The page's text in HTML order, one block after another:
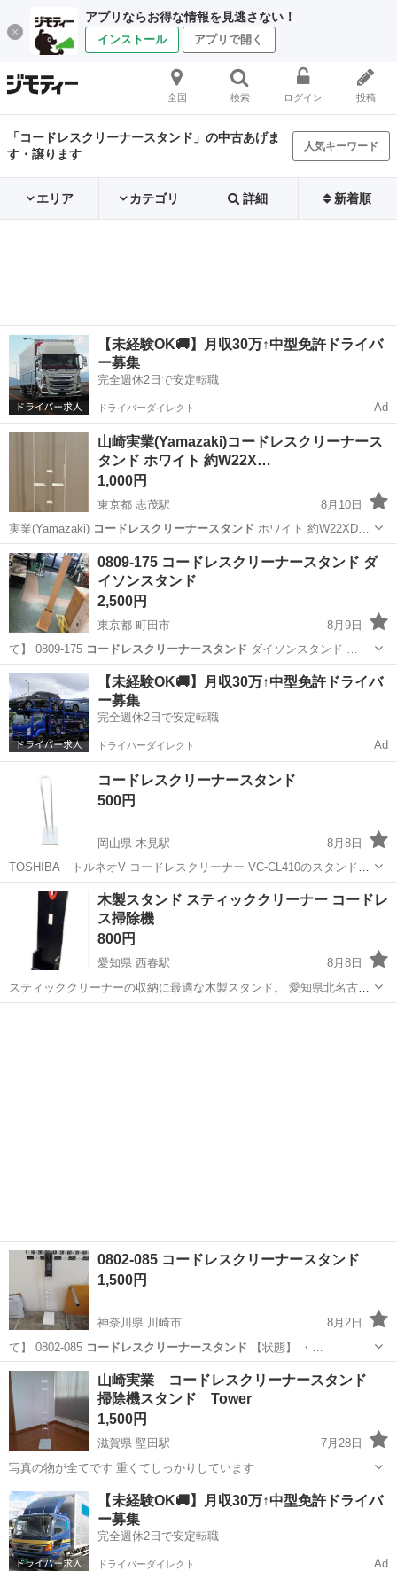
アプリならお得な情報を見逃さない！
インストール アプリで開く
全国 検索 ログイン 投稿
「コードレスクリーナースタンド」の中古あげま
す・譲ります
人気キーワード
エリア カテゴリ 詳細 新着順
【未経験OK🚚】月収30万↑中型免許ドライバ
ー募集
完全週休2日で安定転職
ドライバーダイレクト Ad
山崎実業(Yamazaki)コードレスクリーナース
タンド ホワイト 約W22X…
1,000円
東京都 志茂駅
8月10日
実業(Yamazaki) コードレスクリーナースタンド ホワイト 約W22XD…
東京 北区
コードレスクリーナースタンド
0809-175 コードレスクリーナースタンド ダ
イソンスタンド
2,500円
東京都 町田市
8月9日
て】 0809-175 コードレスクリーナースタンド ダイソンスタンド …
東京 町田市 その他 ダイソンスタンド
【未経験OK🚚】月収30万↑中型免許ドライバ
ー募集
完全週休2日で安定転職
ドライバーダイレクト Ad
コードレスクリーナースタンド
500円
岡山県 木見駅
8月8日
TOSHIBA トルネオV コードレスクリーナー VC-CL410のスタンドで
す。 本体の掃除機はバッテリーが弱っているので処分しました。 お渡
し前に清拭してお渡ししますが、取り除けない汚れもあるかもしれま
せん。 ...
岡山 倉敷市 木見駅 生活家電
木製スタンド スティッククリーナー コードレ
ス掃除機
800円
愛知県 西春駅
8月8日
スティッククリーナーの収納に最適な木製スタンド。 愛知県北名古屋
市までお願いします。 梱包が大変なので、こちらは梱包なしの直接引
0802-085 コードレスクリーナースタンド
1,500円
神奈川県 川崎市
8月2日
て】 0802-085 コードレスクリーナースタンド 【状態】 ・…
神奈川 川崎市 収納家具 コードレスクリーナースタンド
山崎実業 コードレスクリーナースタンド
掃除機スタンド Tower
1,500円
滋賀県 堅田駅
7月28日
写真の物が全てです 重くてしっかりしています
滋賀 大津市 堅田駅 生活雑貨
【未経験OK🚚】月収30万↑中型免許ドライバ
ー募集
完全週休2日で安定転職
ドライバーダイレクト Ad